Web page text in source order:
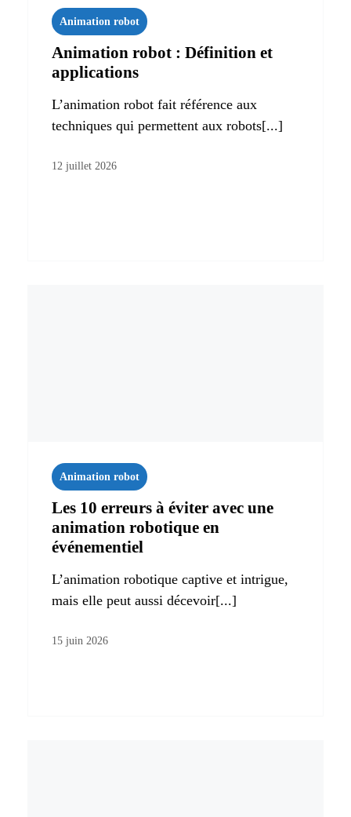
Animation robot
Animation robot : Définition et
applications
L’animation robot fait référence aux
techniques qui permettent aux robots[...]
12 juillet 2026
Animation robot
Les 10 erreurs à éviter avec une
animation robotique en
événementiel
L’animation robotique captive et intrigue,
mais elle peut aussi décevoir[...]
15 juin 2026